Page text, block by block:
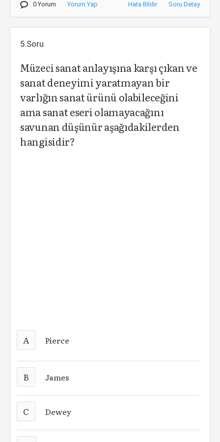
0 Yorum Yorum Yap Hata Bildir Soru Detay
5.Soru
Müzeci sanat anlayışına karşı çıkan ve
sanat deneyimi yaratmayan bir
varlığın sanat ürünü olabileceğini
ama sanat eseri olamayacağını
savunan düşünür aşağıdakilerden
hangisidir?
A Pierce
B James
C Dewey